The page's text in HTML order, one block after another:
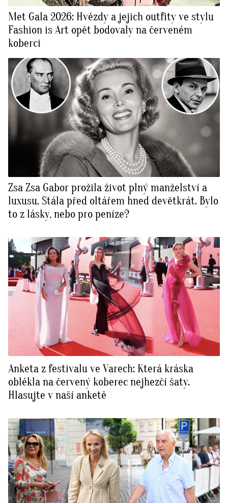
Met Gala 2026: Hvězdy a jejich outfity ve stylu
Fashion is Art opět bodovaly na červeném
koberci
Zsa Zsa Gabor prožila život plný manželství a
luxusu. Stála před oltářem hned devětkrát. Bylo
to z lásky, nebo pro peníze?
Anketa z festivalu ve Varech: Která kráska
oblékla na červený koberec nejhezčí šaty.
Hlasujte v naší anketě